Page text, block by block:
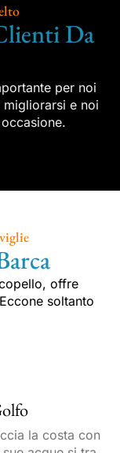
Da
per noi
e noi
offre
soltanto
la costa con